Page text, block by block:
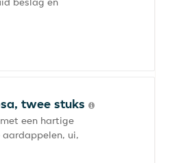
twee stuks
een hartige
ui,